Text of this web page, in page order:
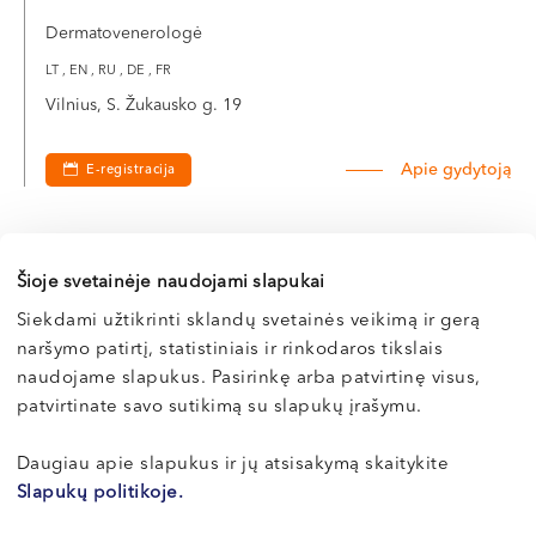
Šioje svetainėje naudojami slapukai
Siekdami užtikrinti sklandų svetainės veikimą ir gerą
naršymo patirtį, statistiniais ir rinkodaros tikslais
naudojame slapukus. Pasirinkę arba patvirtinę visus,
patvirtinate savo sutikimą su slapukų įrašymu.
Daugiau apie slapukus ir jų atsisakymą skaitykite
Slapukų politikoje.
Audiniams prisisotinus hialurono rūgšties, skatinama
kolageno ir elastino sintezė.
papildyti vis didesniu kiekiu hialurono rūgšties. Ilgalaikis
rezultatas matomas po 2-4 procedūrų. Pacientas mato,
„švytinčios odos“ išvaizda, drėgnos odos efektas,
išsilygina smulkios raukšlės, atsistato odos struktūra.
Tokiu būdu, biorevitalizacija yra stimuliuojančioji
terapija – oda hialurono rūgšties preparatų dėka pati
save atjaunina.
Skirtumai, lyginant su mezoterapija
Dermatovenerologė
LT , EN , RU , DE , FR
Vilnius, S. Žukausko g. 19
E-registracija Apie gydytoją
Ramunė
JURČIUKONYTĖ
Dermatovenerologė
LT , EN , RU